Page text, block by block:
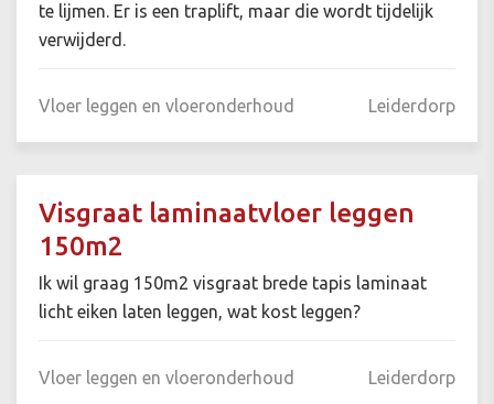
te lijmen. Er is een traplift, maar die wordt tijdelijk
verwijderd.
Vloer leggen en vloeronderhoud Leiderdorp
Visgraat laminaatvloer leggen
150m2
Ik wil graag 150m2 visgraat brede tapis laminaat
licht eiken laten leggen, wat kost leggen?
Vloer leggen en vloeronderhoud Leiderdorp